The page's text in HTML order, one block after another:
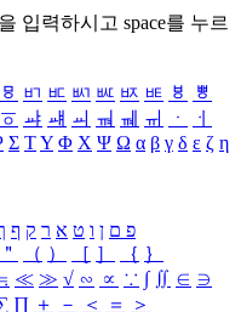
을 입력하시고 space를 누르
ㅱ ㅲ ㅳ ㅴ ㅵ ㅶ ㅷ ㅸ
ㅹ
ㆆ ㆇ ㆈ ㆉ ㆊ ㆋ ㆌ ㆍ
ㆎ
Σ ΤΥ Φ Χ Ψ Ω α β γ δ ε ζ η
פ ם ן ו ט א ר ק ף
＂ （ ） ［ ］ ｛ ｝
≪ ≫ √ ∽ ∝ ∵ ∫ ∬ ∈ ∋
∏ ＋ － ＜ ＝
＞